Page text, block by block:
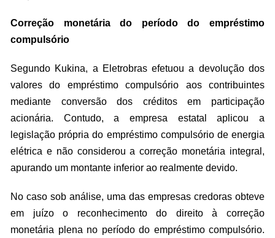
Correção monetária do período do empréstimo
compulsório
Segundo Kukina, a Eletrobras efetuou a devolução dos
valores do empréstimo compulsório aos contribuintes
mediante conversão dos créditos em participação
acionária. Contudo, a empresa estatal aplicou a
legislação própria do empréstimo compulsório de energia
elétrica e não considerou a correção monetária integral,
apurando um montante inferior ao realmente devido.
No caso sob análise, uma das empresas credoras obteve
em juízo o reconhecimento do direito à correção
monetária plena no período do empréstimo compulsório.